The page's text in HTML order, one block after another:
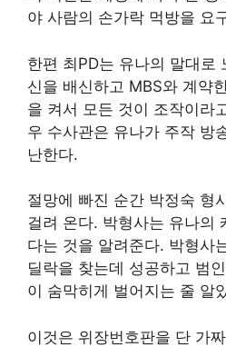
야 사람의 손가락 먹방을 요
한편 최PD는 유나의 말대로
신을 배신하고 MBS와 계약
을 켜서 모든 것이 조작이라
우 수사관은 유나가 주작 방
난한다.
절망에 빠진 순간 박정숙 형
걸려 온다. 박형사는 유나의
다는 것을 알려준다. 박형사
딜락을 찾는데 성공하고 범
이 숨막히게 벌어지는 줄 알
이것은 위장번호판을 단 가